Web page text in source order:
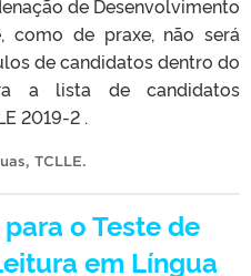
de Desenvolvimento
como de praxe, não será
de candidatos dentro do
a lista de candidatos
2019-2 .
, TCLLE.
o Teste de
em Língua